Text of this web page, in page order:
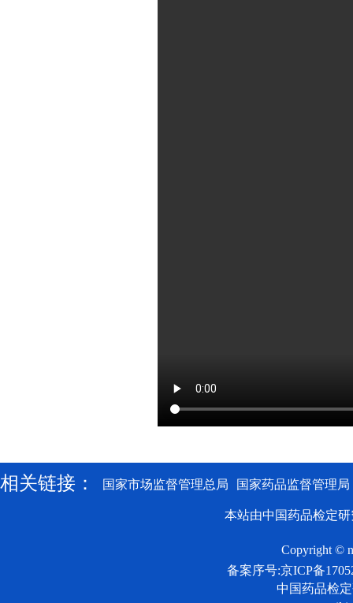
相关链接： 国家市场监督管理总局 国家药品监督管理局
本站由中国药品检定
Copyright ©
备案序号:京ICP备
中国药品检